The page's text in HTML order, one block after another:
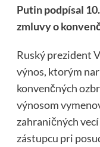
Putin podpísal
zmluvy o
Ruský prezident
výnos, ktorým
konvenčných
výnosom
zahraničných
zástupcu pri